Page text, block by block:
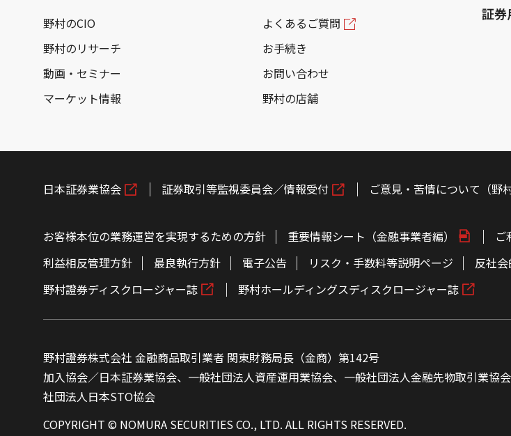
野村のCIO
野村のリサーチ
動画・セミナー
マーケット情報
よくあるご質問
お手続き
お問い合わせ
野村の店舗
証券
日本証券業協会 証券取引等監視委員会／情報受付 ご意見・苦情について（野
お客様本位の業務運営を実現するための方針 重要情報シート（金融事業者編） ご
利益相反管理方針
最良執行方針 電子公告 リスク・手数料等説明ページ 反社
野村證券ディスクロージャー誌
野村ホールディングスディスクロージャー誌
野村證券株式会社 金融商品取引業者 関東財務局長（金商）第142号
加入協会／日本証券業協会、一般社団法人資産運用業協会、一般社団法人金融先物取引業協
社団法人日本STO協会
COPYRIGHT © NOMURA SECURITIES CO., LTD. ALL RIGHTS RESERVED.